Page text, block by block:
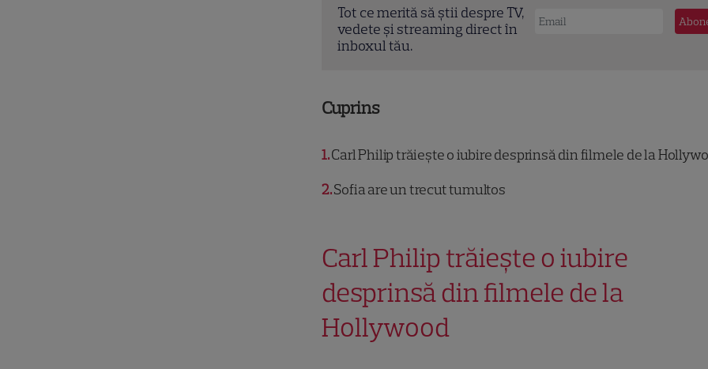
Tot ce merită să știi despre TV,
vedete și streaming direct în
inboxul tău.
Cuprins
1Carl Philip trăiește o iubire desprinsă din filmele de la
2Sofia are un trecut tumultos
Carl Philip trăiește o iubire
desprinsă din filmele de la
Hollywood